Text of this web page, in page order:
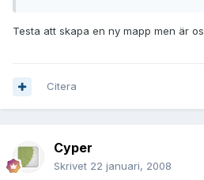
Testa att skapa en ny mapp men är
Citera
Cyper
Skrivet 22 januari, 2008